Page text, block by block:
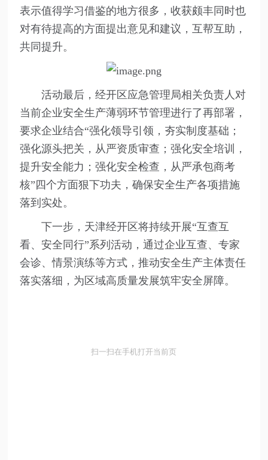
表示值得学习借鉴的地方很多，收获颇丰同时也
对有待提高的方面提出意见和建议，互帮互助，
共同提升。
活动最后，经开区应急管理局相关负责人对
当前企业安全生产薄弱环节管理进行了再部署，
要求企业结合“强化领导引领，夯实制度基础；
强化源头把关，从严资质审查；强化安全培训，
提升安全能力；强化安全检查，从严承包商考
核”四个方面狠下功夫，确保安全生产各项措施
落到实处。
下一步，天津经开区将持续开展“互查互
看、安全同行”系列活动，通过企业互查、专家
会诊、情景演练等方式，推动安全生产主体责任
落实落细，为区域高质量发展筑牢安全屏障。
扫一扫在手机打开当前页